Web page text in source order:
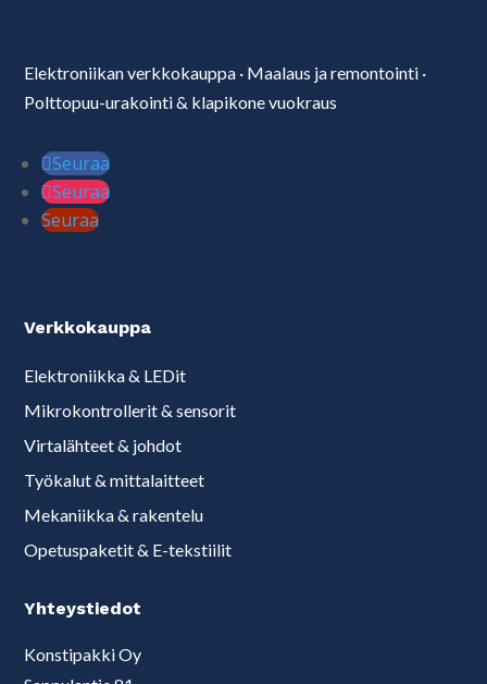
Elektroniikan verkkokauppa · Maalaus ja remontointi ·
Polttopuu-urakointi & klapikone vuokraus
Seuraa
Seuraa
Seuraa
Verkkokauppa
Elektroniikka & LEDit
Mikrokontrollerit & sensorit
Virtalähteet & johdot
Työkalut & mittalaitteet
Mekaniikka & rakentelu
Opetuspaketit & E-tekstiilit
Yhteystiedot
Konstipakki Oy